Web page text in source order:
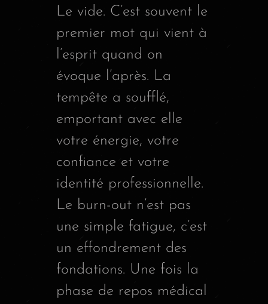
Le vide. C’est souvent le
premier mot qui vient à
l’esprit quand on
évoque l’après. La
tempête a soufflé,
emportant avec elle
votre énergie, votre
confiance et votre
identité professionnelle.
Le burn-out n’est pas
une simple fatigue, c’est
un effondrement des
fondations. Une fois la
phase de repos médical